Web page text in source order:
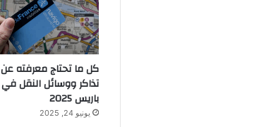
كل ما تحتاج معرفته عن
تذاكر ووسائل النقل في
باريس 2025
يونيو 24, 2025